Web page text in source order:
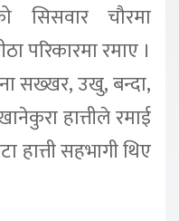
सिसवार चौरमा
परिकारमा रमाए ।
सख्खर, उखु, बन्दा,
हात्तीले रमाई
हात्ती सहभागी थिए